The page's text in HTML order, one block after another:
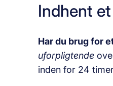
Indhent
Har du brug for
uforpligtende
inden for 24